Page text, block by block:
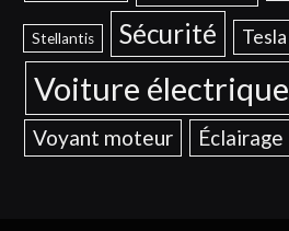
Stellantis Sécurité Tesla
Voiture électrique
Voyant moteur Éclairage